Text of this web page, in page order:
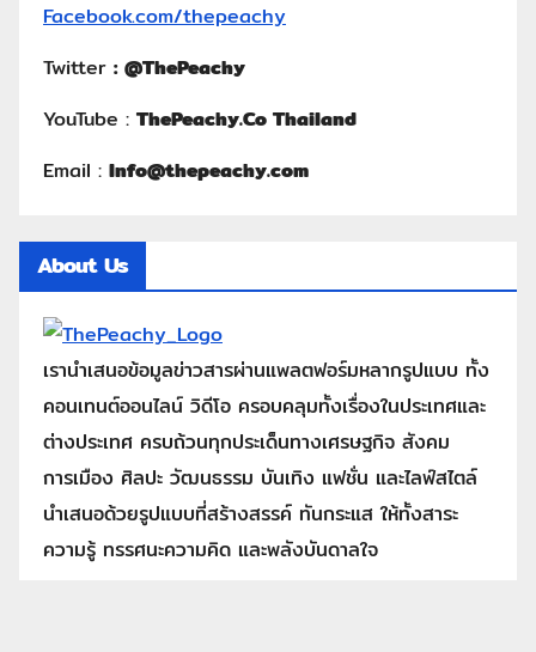
Facebook.com/thepeachy
Twitter : @ThePeachy
YouTube : ThePeachy.Co Thailand
Email : Info@thepeachy.com
About Us
เรานำเสนอข้อมูลข่าวสารผ่านแพลตฟอร์มหลากรูปแบบ ทั้ง
คอนเทนต์ออนไลน์ วิดีโอ ครอบคลุมทั้งเรื่องในประเทศและ
ต่างประเทศ ครบถ้วนทุกประเด็นทางเศรษฐกิจ สังคม
การเมือง ศิลปะ วัฒนธรรม บันเทิง แฟชั่น และไลฟ์สไตล์
นำเสนอด้วยรูปแบบที่สร้างสรรค์ ทันกระแส ให้ทั้งสาระ
ความรู้ ทรรศนะความคิด และพลังบันดาลใจ